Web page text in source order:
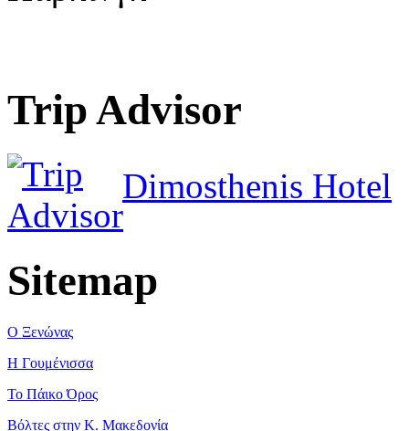
Trip Advisor
Dimosthenis Hotel
Sitemap
Ο Ξενώνας
Η Γουμένισσα
Το Πάικο Όρος
Βόλτες στην Κ. Μακεδονία